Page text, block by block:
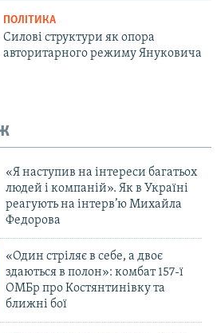
ПОЛІТИКА
Силові структури як опора
авторитарного режиму Януковича
«Я наступив на інтереси багатьох
людей і компаній». Як в Україні
реагують на інтерв’ю Михайла
Федорова
«Один стріляє в себе, а двоє
здаються в полон»: комбат 157-ї
ОМБр про Костянтинівку та
ближні бої